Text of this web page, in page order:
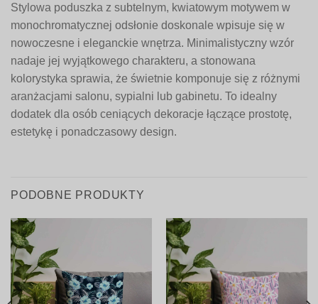
Stylowa poduszka z subtelnym, kwiatowym motywem w
monochromatycznej odsłonie doskonale wpisuje się w
nowoczesne i eleganckie wnętrza. Minimalistyczny wzór
nadaje jej wyjątkowego charakteru, a stonowana
kolorystyka sprawia, że świetnie komponuje się z różnymi
aranżacjami salonu, sypialni lub gabinetu. To idealny
dodatek dla osób ceniących dekoracje łączące prostotę,
estetykę i ponadczasowy design.
PODOBNE PRODUKTY